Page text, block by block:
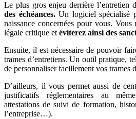
Le plus gros enjeu derrière l’entretien
des échéances.Un logiciel spécialisé
naissance concernées pour vous. Vous
légale critique et éviterez ainsi des
Ensuite, il est nécessaire de pouvoir
trames d’entretiens. Un outil pratique,
de personnaliser facillement vos trames
D’ailleurs, il vous permet aussi de
justificatifs réglementaires au
attestations de suivi de formation,
l’entreprise…).